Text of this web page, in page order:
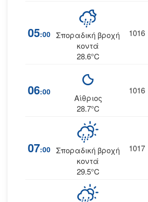
05:00 Σποραδική βροχή
κοντά
28.6°C
1016
06:00
Αίθριος
28.7°C
1016
07:00 Σποραδική βροχή
κοντά
29.5°C
1017